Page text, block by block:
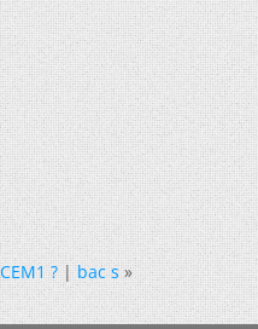
?|bac s »